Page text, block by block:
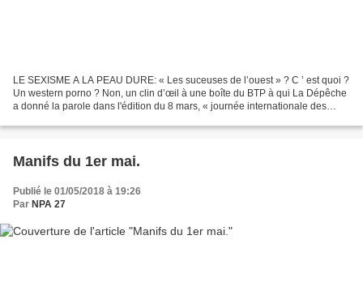
LE SEXISME A LA PEAU DURE: « Les suceuses de l’ouest » ? C ’ est quoi ?
Un western porno ? Non, un clin d’œil à une boîte du BTP à qui La Dépêche
a donné la parole dans l'édition du 8 mars, « journée internationale des
Manifs du 1er mai.
Publié le 01/05/2018 à 19:26
Par NPA 27